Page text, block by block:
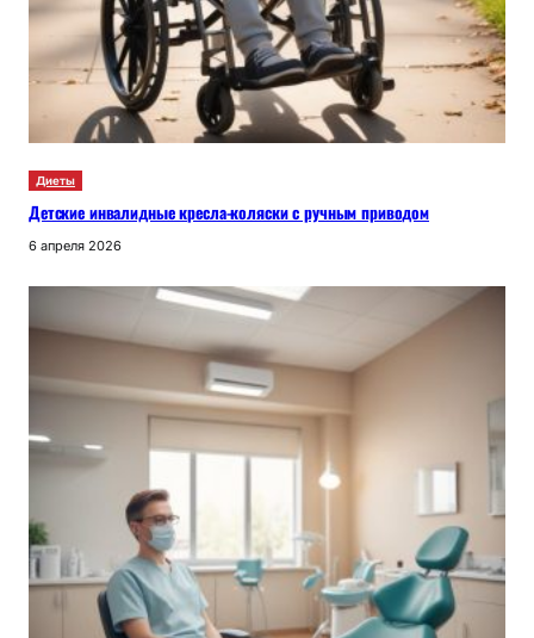
Диеты
Детские инвалидные кресла-коляски с ручным приводом
6 апреля 2026